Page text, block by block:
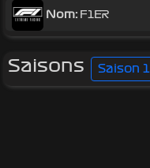
Nom: F1ER
Saisons Saison 1